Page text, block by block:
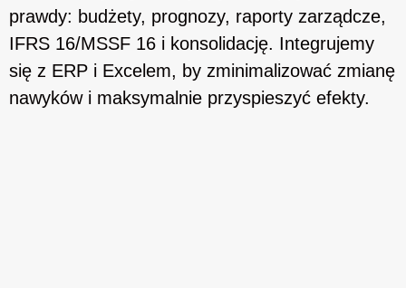
prawdy: budżety, prognozy, raporty zarządcze,
IFRS 16/MSSF 16 i konsolidację. Integrujemy
się z ERP i Excelem, by zminimalizować zmianę
nawyków i maksymalnie przyspieszyć efekty.